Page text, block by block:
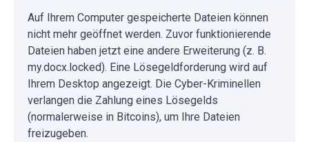
Auf Ihrem Computer gespeicherte Dateien können
nicht mehr geöffnet werden. Zuvor funktionierende
Dateien haben jetzt eine andere Erweiterung (z. B.
my.docx.locked). Eine Lösegeldforderung wird auf
Ihrem Desktop angezeigt. Die Cyber-Kriminellen
verlangen die Zahlung eines Lösegelds
(normalerweise in Bitcoins), um Ihre Dateien
freizugeben.